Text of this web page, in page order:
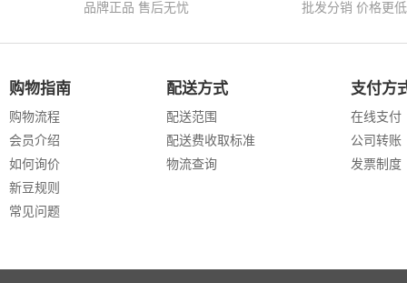
品牌正品 售后无忧 批发分销 价格更低
购物指南
购物流程
会员介绍
如何询价
新豆规则
常见问题
配送方式
配送范围
配送费收取标准
物流查询
支付方
在线支付
公司转账
发票制度